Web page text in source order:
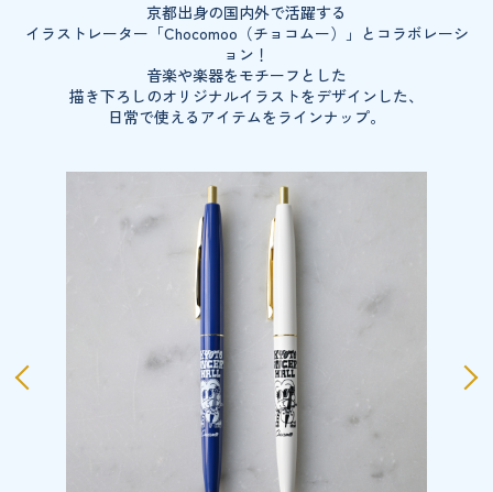
京都出身の国内外で活躍する
イラストレーター「Chocomoo（チョコムー）」とコラボレーシ
ョン！
音楽や楽器をモチーフとした
描き下ろしのオリジナルイラストをデザインした、
日常で使えるアイテムをラインナップ。